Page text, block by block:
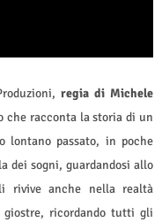
regia di Michele
che racconta la storia di un
lontano passato, in poche
dei sogni, guardandosi allo
rivive anche nella realtà
giostre, ricordando tutti gli